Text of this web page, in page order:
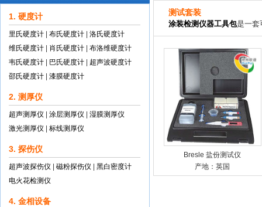
1. 硬度计
里氏硬度计 布氏硬度计
洛氏硬度计
维氏硬度计
肖氏硬度计
布洛维硬度计
韦氏硬度计
巴氏硬度计
超声波硬度计
邵氏硬度计
漆膜硬度计
2. 测厚仪
超声测厚仪 涂层测厚仪
湿膜测厚仪
激光测厚仪
标线测厚仪
3. 探伤仪
超声波探伤仪 磁粉探伤仪
黑白密度计
电火花检测仪
4. 金相设备
测试套装
涂装检测仪器工具包是一套
Bresle 盐份测试仪
产地：英国